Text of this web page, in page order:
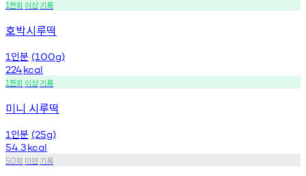
1천회 이상기록
호박시루떡
1 인분 (100g)
224kcal
1천회 이상기록
미니 시루떡
1 인분 (25g)
54.3kcal
50회 미만기록